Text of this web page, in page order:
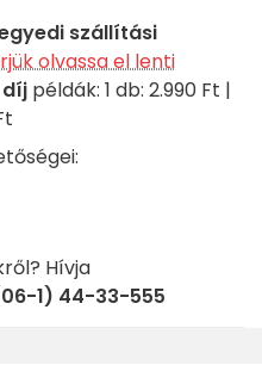
szállítási
olvassa el lenti
példák: 1 db: 2.990 Ft |
Hívja
1) 44-33-555